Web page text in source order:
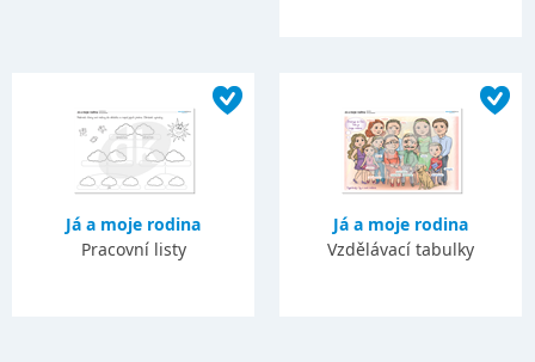
Já a moje rodina
Pracovní listy
Já a moje rodina
Vzdělávací tabulky